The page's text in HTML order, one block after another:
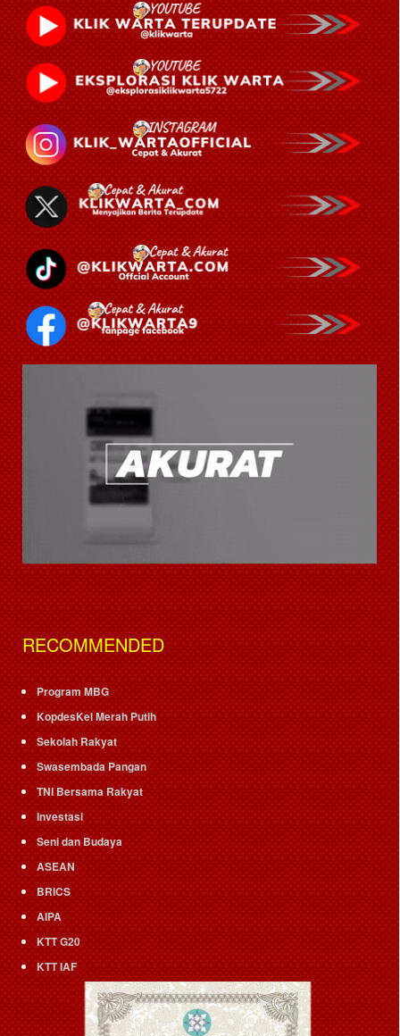
RECOMMENDED
Program MBG
KopdesKel Merah Putih
Sekolah Rakyat
Swasembada Pangan
TNI Bersama Rakyat
Investasi
Seni dan Budaya
ASEAN
BRICS
AIPA
KTT G20
KTT IAF